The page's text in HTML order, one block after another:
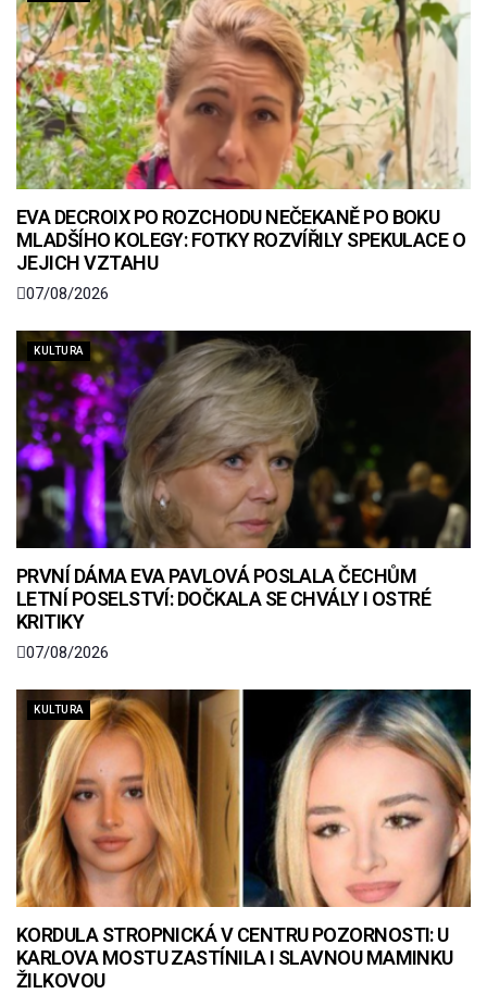
EVA DECROIX PO ROZCHODU NEČEKANĚ PO BOKU
MLADŠÍHO KOLEGY: FOTKY ROZVÍŘILY SPEKULACE O
JEJICH VZTAHU
07/08/2026
KULTURA
PRVNÍ DÁMA EVA PAVLOVÁ POSLALA ČECHŮM
LETNÍ POSELSTVÍ: DOČKALA SE CHVÁLY I OSTRÉ
KRITIKY
07/08/2026
KULTURA
KORDULA STROPNICKÁ V CENTRU POZORNOSTI: U
KARLOVA MOSTU ZASTÍNILA I SLAVNOU MAMINKU
ŽILKOVOU